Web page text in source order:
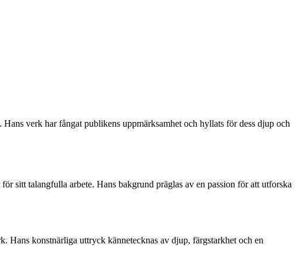
verk har fångat publikens uppmärksamhet och hyllats för dess djup och
sitt talangfulla arbete. Hans bakgrund präglas av en passion för att utforska
Hans konstnärliga uttryck kännetecknas av djup, färgstarkhet och en